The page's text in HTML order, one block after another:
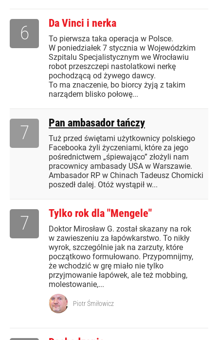
Da Vinci i nerka
To pierwsza taka operacja w Polsce.
W poniedziałek 7 stycznia w Wojewódzkim
Szpitalu Specjalistycznym we Wrocławiu
robot przeszczepi nastolatkowi nerkę
pochodzącą od żywego dawcy.
To ma znaczenie, bo biorcy żyją z takim
narządem blisko połowę...
6
Pan ambasador tańczy
Tuż przed świętami użytkownicy polskiego
Facebooka żyli życzeniami, które za jego
pośrednictwem „śpiewająco” złożyli nam
pracownicy ambasady USA w Warszawie.
Ambasador RP w Chinach Tadeusz Chomicki
poszedł dalej. Otóż wystąpił w...
7
Tylko rok dla "Mengele"
Doktor Mirosław G. został skazany na rok
w zawieszeniu za łapówkarstwo. To nikły
wyrok, szczególnie jak na zarzuty, które
początkowo formułowano. Przypomnijmy,
że wchodzić w grę miało nie tylko
przyjmowanie łapówek, ale też mobbing,
molestowanie,...
7
Piotr Śmiłowicz